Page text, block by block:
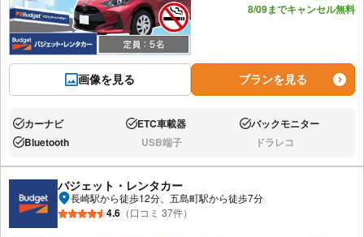
画像を見る
8/09までキャンセル無料
プランを見る
あり:カーナビ あり:ETC車載器 あり:バックモニター
あり:Bluetooth なし:USB端子 なし:ドラレコ
バジェット・レンタカー
長崎駅から徒歩12分、五島町駅から徒歩7分
4.6 （口コミ 37件）